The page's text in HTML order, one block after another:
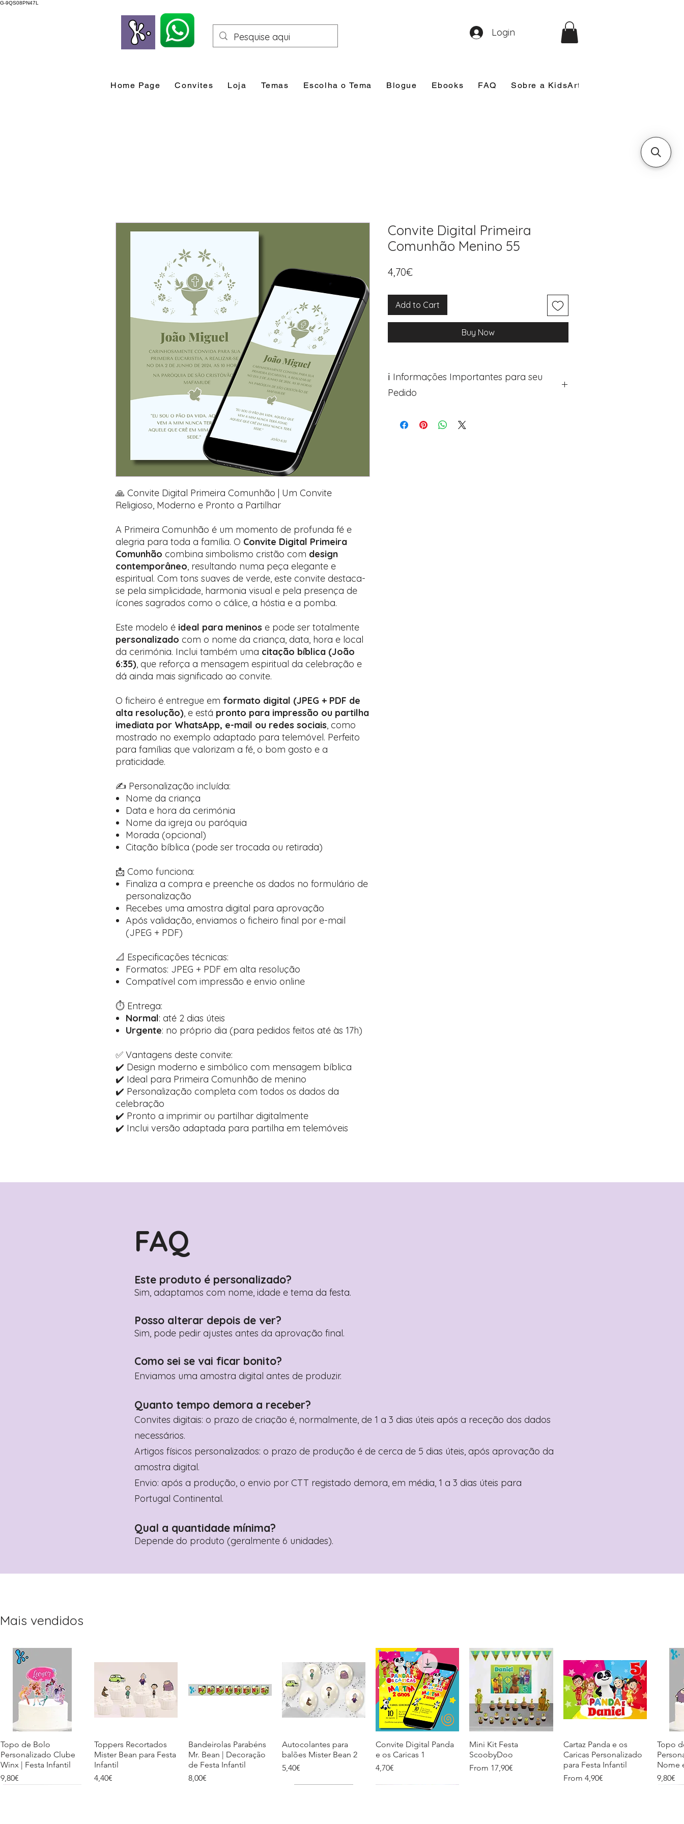
G-9QS08PN47L
Home Page Convites Loja Temas Escolha o Tema Blogue Ebooks FAQ Sobre a KidsArt
Login
🙏 Convite Digital Primeira Comunhão | Um Convite
Religioso, Moderno e Pronto a Partilhar
A Primeira Comunhão é um momento de profunda fé e
alegria para toda a família. O Convite Digital Primeira
Comunhão combina simbolismo cristão com design
contemporâneo, resultando numa peça elegante e
espiritual. Com tons suaves de verde, este convite destaca-
se pela simplicidade, harmonia visual e pela presença de
ícones sagrados como o cálice, a hóstia e a pomba.
Este modelo é ideal para meninos e pode ser totalmente
personalizado com o nome da criança, data, hora e local
da cerimónia. Inclui também uma citação bíblica (João
6:35), que reforça a mensagem espiritual da celebração e
dá ainda mais significado ao convite.
O ficheiro é entregue em formato digital (JPEG + PDF de
alta resolução), e está pronto para impressão ou partilha
imediata por WhatsApp, e-mail ou redes sociais, como
mostrado no exemplo adaptado para telemóvel. Perfeito
para famílias que valorizam a fé, o bom gosto e a
praticidade.
✍️ Personalização incluída:
Nome da criança
Data e hora da cerimónia
Nome da igreja ou paróquia
Morada (opcional)
Citação bíblica (pode ser trocada ou retirada)
📩 Como funciona:
Finaliza a compra e preenche os dados no formulário de
personalização
Recebes uma amostra digital para aprovação
Após validação, enviamos o ficheiro final por e-mail
(JPEG + PDF)
📐 Especificações técnicas:
Formatos: JPEG + PDF em alta resolução
Compatível com impressão e envio online
⏱️ Entrega:
Normal: até 2 dias úteis
Urgente: no próprio dia (para pedidos feitos até às 17h)
✅ Vantagens deste convite:
✔️ Design moderno e simbólico com mensagem bíblica
✔️ Ideal para Primeira Comunhão de menino
✔️ Personalização completa com todos os dados da
celebração
✔️ Pronto a imprimir ou partilhar digitalmente
✔️ Inclui versão adaptada para partilha em telemóveis
Convite Digital Primeira
Comunhão Menino 55
4,70€Price
Add to Cart
Buy Now
ℹ️ Informações Importantes para seu
Pedido
Avance para a página de checkout (próximo
FAQ
Este produto é personalizado?
Sim, adaptamos com nome, idade e tema da festa.
Posso alterar depois de ver?
Sim, pode pedir ajustes antes da aprovação final.
Como sei se vai ficar bonito?
Enviamos uma amostra digital antes de produzir.
Quanto tempo demora a receber?
Convites digitais: o prazo de criação é, normalmente, de 1 a 3 dias úteis após a receção dos dados
necessários.
Artigos físicos personalizados: o prazo de produção é de cerca de 5 dias úteis, após aprovação da
amostra digital.
Envio: após a produção, o envio por CTT registado demora, em média, 1 a 3 dias úteis para
Portugal Continental.
Qual a quantidade mínima?
Depende do produto (geralmente 6 unidades).
Mais vendidos
Quick View
Topo de Bolo
Personalizado Clube
Winx | Festa Infantil
Price
9,80€
Quick View
Toppers Recortados
Mister Bean para Festa
Infantil
Price
4,40€
Quick View
Bandeirolas Parabéns
Mr. Bean | Decoração
de Festa Infantil
Price
8,00€
Quick View
Autocolantes para
balões Mister Bean 2
Price
5,40€
Quick View
Convite Digital Panda
e os Caricas 1
Price
4,70€
Quick View
Mini Kit Festa
ScoobyDoo
Price
From 17,90€
Quick View
Cartaz Panda e os
Caricas Personalizado
para Festa Infantil
Price
From 4,90€
Topo
Nome
Price
9,80€